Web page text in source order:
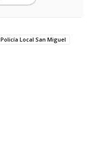
Policía Local San Miguel